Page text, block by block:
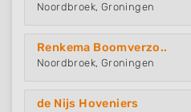
Noordbroek, Groningen
Renkema Boomverzo..
Noordbroek, Groningen
de Nijs Hoveniers